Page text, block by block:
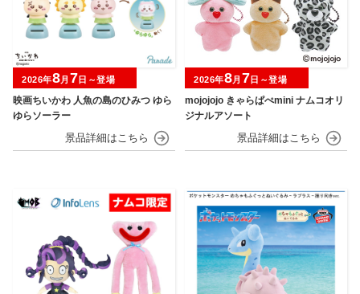
映画ちいかわ 人魚の島のひみつ ゆら
ゆらソーラー
2026年8月 7 日～登場
mojojojo きゃらぱぺmini ナムコオリ
ジナルアソート
2026年8月 7 日～登場